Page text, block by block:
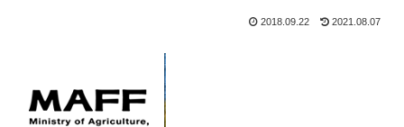
2018.09.22 2021.08.07